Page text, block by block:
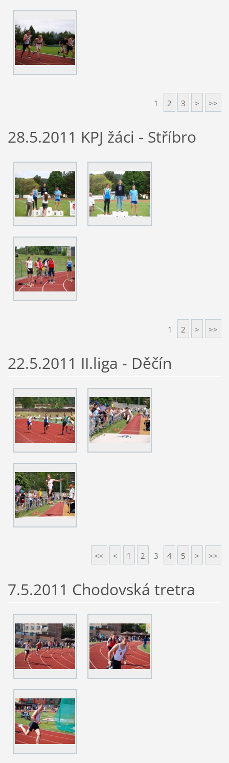
1 2 3 > >>
28.5.2011 KPJ žáci - Stříbro
1 2 > >>
22.5.2011 II.liga - Děčín
<< < 1 2 3 4 5 > >>
7.5.2011 Chodovská tretra